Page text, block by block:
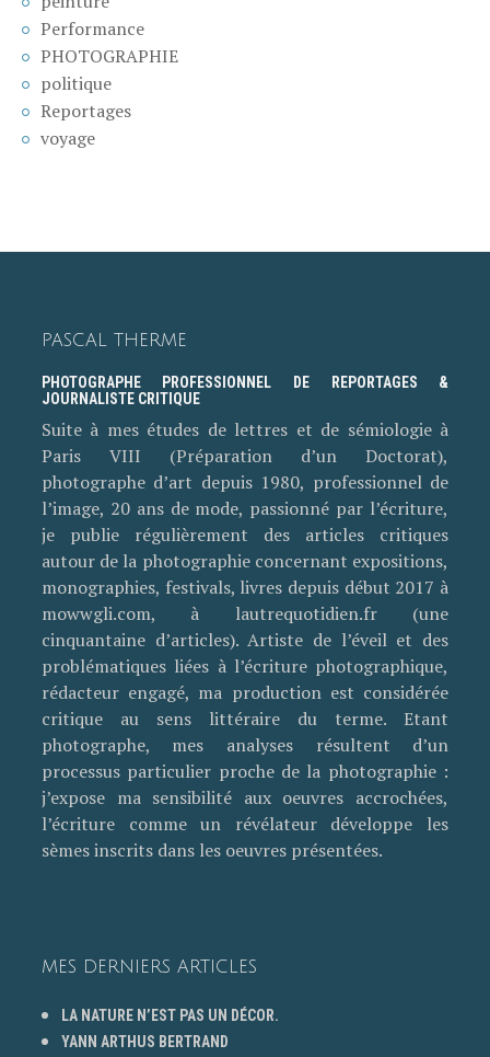
Performance
PHOTOGRAPHIE
politique
Reportages
voyage
PASCAL THERME
PHOTOGRAPHE PROFESSIONNEL DE REPORTAGES &
JOURNALISTE CRITIQUE
Suite à mes études de lettres et de sémiologie à
Paris VIII (Préparation d’un Doctorat),
photographe d’art depuis 1980, professionnel de
l’image, 20 ans de mode, passionné par l’écriture,
je publie régulièrement des articles critiques
autour de la photographie concernant expositions,
monographies, festivals, livres depuis début 2017 à
mowwgli.com, à lautrequotidien.fr (une
cinquantaine d’articles). Artiste de l’éveil et des
problématiques liées à l’écriture photographique,
rédacteur engagé, ma production est considérée
critique au sens littéraire du terme. Etant
photographe, mes analyses résultent d’un
processus particulier proche de la photographie :
j’expose ma sensibilité aux oeuvres accrochées,
l’écriture comme un révélateur développe les
sèmes inscrits dans les oeuvres présentées.
MES DERNIERS ARTICLES
LA NATURE N’EST PAS UN DÉCOR.
YANN ARTHUS BERTRAND